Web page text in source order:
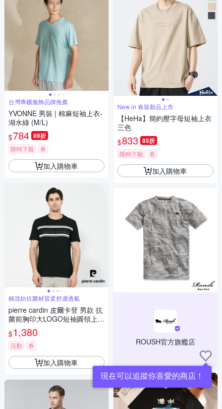
台灣專櫃服飾品牌推薦
YVONNE 男裝 | 棉麻短袖上衣-
湖水綠 (M/L)
$784 89折
限時下殺 券
加入購物車
棉混紡抗菌材質柔舒適透氣
pierre cardin 皮爾卡登 男款 抗
菌前胸印大LOGO短袖圓領上
衣-黑色(5257282-99)
$1,380
活動 券
加入購物車
New in 春裝新品上市
【HeHa】簡約壓字母短袖上衣
三色
$833 85折
限時下殺 券
加入購物車
ROUSH官方旗艦店
現在可以追蹤你喜愛的商店！